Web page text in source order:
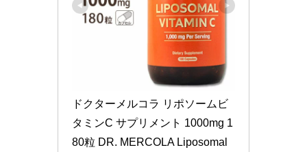
ドクターメルコラ リポソームビ
タミンC サプリメント 1000mg 1
80粒 DR. MERCOLA Liposomal